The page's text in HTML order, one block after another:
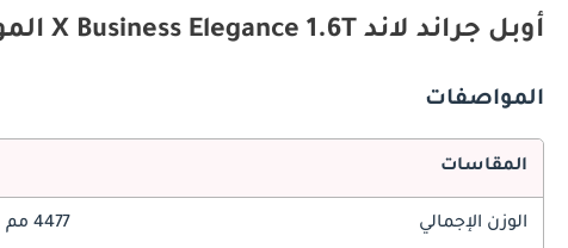
أوبل جراند لاند X Business Elegance 1.6T المواصفات والميزات
المواصفات
المقاسات
الوزن الإجمالي 4477 مم